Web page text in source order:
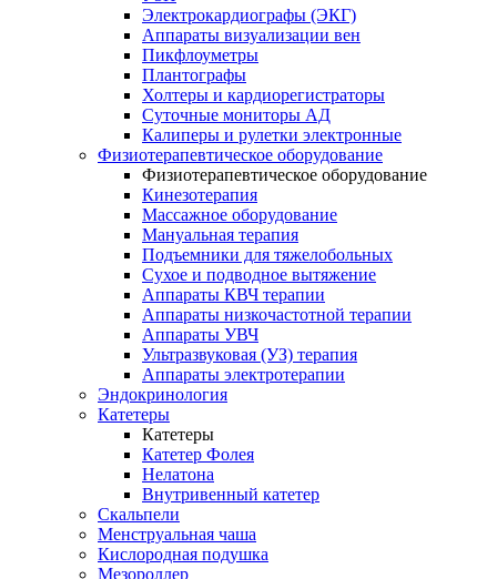
Электрокардиографы (ЭКГ)
Аппараты визуализации вен
Пикфлоуметры
Плантографы
Холтеры и кардиорегистраторы
Суточные мониторы АД
Калиперы и рулетки электронные
Физиотерапевтическое оборудование
Физиотерапевтическое оборудование
Кинезотерапия
Массажное оборудование
Мануальная терапия
Подъемники для тяжелобольных
Сухое и подводное вытяжение
Аппараты КВЧ терапии
Аппараты низкочастотной терапии
Аппараты УВЧ
Ультразвуковая (УЗ) терапия
Аппараты электротерапии
Эндокринология
Катетеры
Катетеры
Катетер Фолея
Нелатона
Внутривенный катетер
Скальпели
Менструальная чаша
Кислородная подушка
Мезороллер